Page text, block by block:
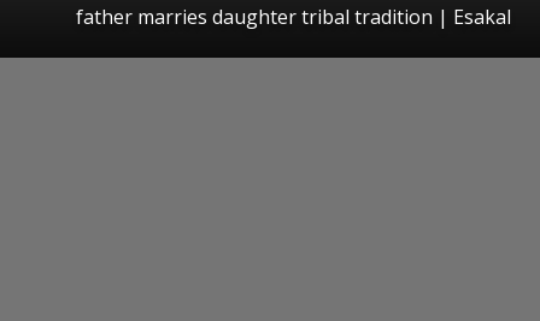
father marries daughter tribal tradition | Esakal